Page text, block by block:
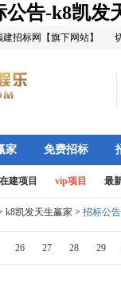
公告-k8凯发
招标网【旗下网站】
家 免费招标
建项目 vip项目 最
k8凯发天生赢家 > 招标公告
26 27 28 29